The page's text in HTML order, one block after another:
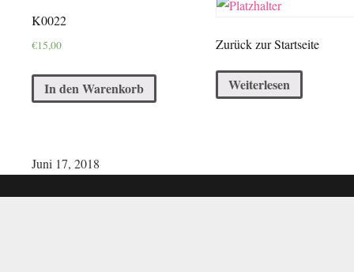
K0022
€15,00
In den Warenkorb
Zurück zur Startseite
Weiterlesen
Juni 17, 2018